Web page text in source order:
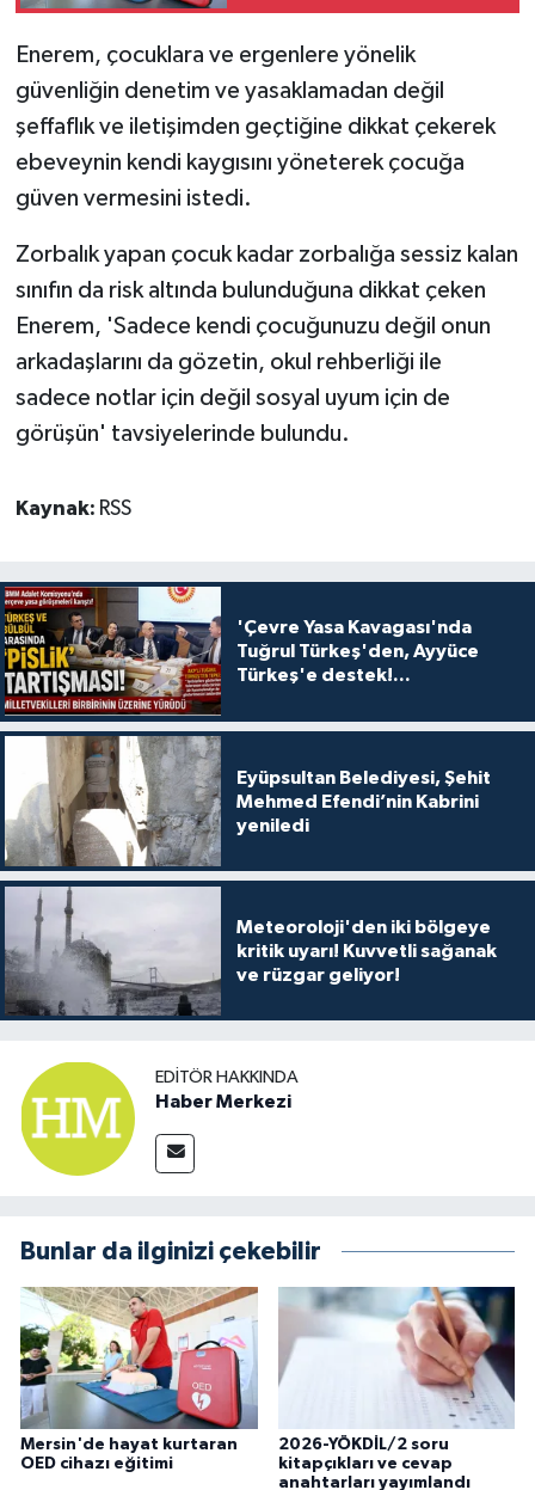
Enerem, çocuklara ve ergenlere yönelik
güvenliğin denetim ve yasaklamadan değil
şeffaflık ve iletişimden geçtiğine dikkat çekerek
ebeveynin kendi kaygısını yöneterek çocuğa
güven vermesini istedi.
Zorbalık yapan çocuk kadar zorbalığa sessiz kalan
sınıfın da risk altında bulunduğuna dikkat çeken
Enerem, 'Sadece kendi çocuğunuzu değil onun
arkadaşlarını da gözetin, okul rehberliği ile
sadece notlar için değil sosyal uyum için de
görüşün' tavsiyelerinde bulundu.
Kaynak: RSS
'Çevre Yasa Kavagası'nda
Tuğrul Türkeş'den, Ayyüce
Türkeş'e destek!...
Eyüpsultan Belediyesi, Şehit
Mehmed Efendi’nin Kabrini
yeniledi
Meteoroloji'den iki bölgeye
kritik uyarı! Kuvvetli sağanak
ve rüzgar geliyor!
EDITÖR HAKKINDA
Haber Merkezi
Bunlar da ilginizi çekebilir
Mersin'de hayat kurtaran
OED cihazı eğitimi
2026-YÖKDİL/2 soru
kitapçıkları ve cevap
anahtarları yayımlandı